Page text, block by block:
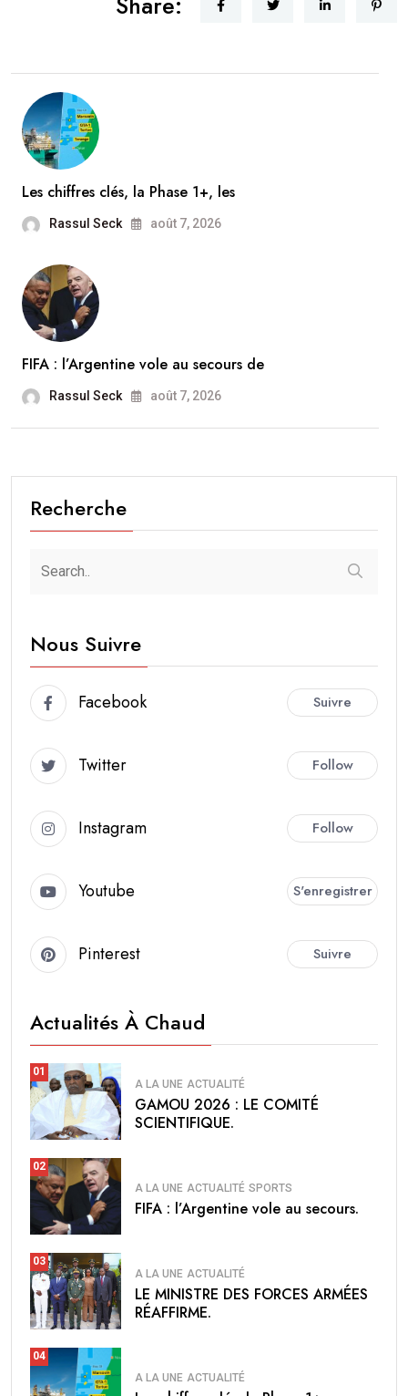
Les chiffres clés, la Phase 1+, les
Rassul Seck août 7, 2026
FIFA : l’Argentine vole au secours de
Rassul Seck août 7, 2026
Recherche
Nous Suivre
Facebook Suivre
Twitter Follow
Instagram Follow
Youtube S'enregistrer
Pinterest Suivre
Actualités À Chaud
01
A LA UNE ACTUALITÉ
GAMOU 2026 : LE COMITÉ
SCIENTIFIQUE.
02
A LA UNE ACTUALITÉ SPORTS
FIFA : l’Argentine vole au secours.
03
A LA UNE ACTUALITÉ
LE MINISTRE DES FORCES ARMÉES
RÉAFFIRME.
04
A LA UNE ACTUALITÉ